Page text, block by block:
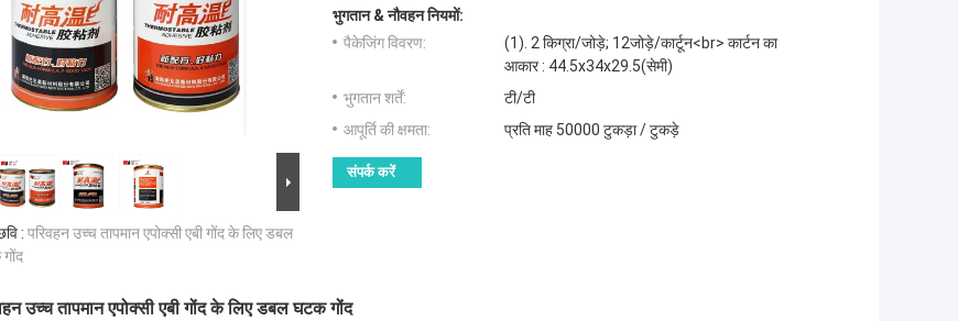
: परिवहन उच्च तापमान एपोक्सी एबी गोंद के लिए डबल
भुगतान & नौवहन नियमों:
पैकेजिंग विवरण:
(1). 2 किग्रा/जोड़े; 12जोड़े/कार्टून<br> कार्टन का
आकार : 44.5x34x29.5(सेमी)
भुगतान शर्तें:
टी/टी
आपूर्ति की क्षमता:
प्रति माह 50000 टुकड़ा / टुकड़े
संपर्क करें
उच्च तापमान एपोक्सी एबी गोंद के लिए डबल घटक गोंद